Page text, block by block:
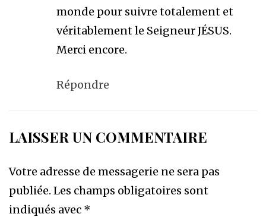
monde pour suivre totalement et
véritablement le Seigneur JÉSUS.
Merci encore.
Répondre
LAISSER UN COMMENTAIRE
Votre adresse de messagerie ne sera pas
publiée. Les champs obligatoires sont
indiqués avec *